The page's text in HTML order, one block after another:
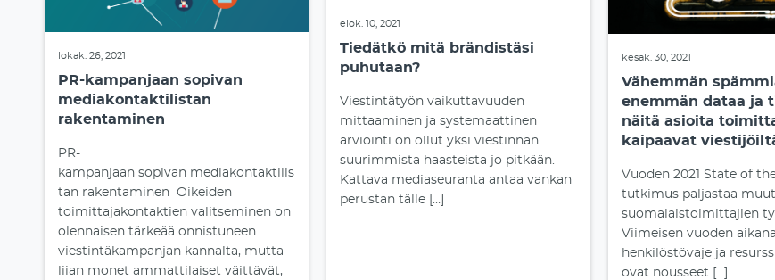
lokak. 26, 2021
PR-kampanjaan sopivan
mediakontaktilistan
rakentaminen
PR-
kampanjaan sopivan mediakontaktilis
tan rakentaminen Oikeiden
toimittajakontaktien valitseminen on
olennaisen tärkeää onnistuneen
viestintäkampanjan kannalta, mutta
liian monet ammattilaiset väittävät,
elok. 10, 2021
Tiedätkö mitä brändistäsi
puhutaan?
Viestintätyön vaikuttavuuden
mittaaminen ja systemaattinen
arviointi on ollut yksi viestinnän
suurimmista haasteista jo pitkään.
Kattava mediaseuranta antaa vankan
perustan tälle […]
kesäk. 30, 2021
Vähemmän
enemmän dataa ja
näitä asioita
kaipaavat
Vuoden 2021 State of
tutkimus paljastaa
suomalaistoimittajien
Viimeisen vuoden aikana
henkilöstövaje ja
ovat nousseet […]